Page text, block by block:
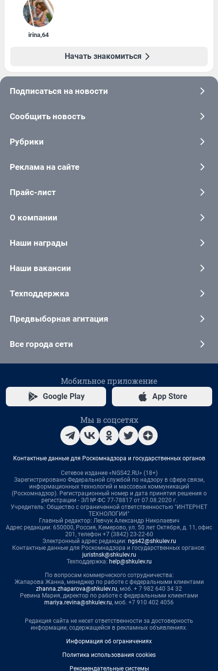
irina,64
Начать знакомиться
Подписаться на новости
Сообщить новость
Рубрики
Реклама на сайте
Прайс-лист
О компании
Наши награды
Наши вакансии
Техподдержка
Предвыборная агитация
Все города сети
Мобильное приложение
Google Play App Store
Мы в соцсетях
Контактные данные для Роскомнадзора и государственных органов
Сетевое издание «NGS42.RU» (18+)
Зарегистрировано Федеральной службой по надзору в сфере связи,
информационных технологий и массовых коммуникаций
(Роскомнадзор). Регистрационный номер и дата принятия решения о
регистрации - ЭЛ № ФС 77-78817 от 07.08.2020 г.
Учредитель: Общество с ограниченной ответственностью "ИНТЕРНЕТ
ТЕХНОЛОГИИ"
Главный редактор: Левчук Александр Николаевич
Адрес редакции: 650000, Россия, Кемерово, ул. 50 лет Октября, д. 11, офис
201, телефон +7 (3842) 23-22-60
Электронный адрес редакции: ngs42@shkulev.ru
Контактные данные для Роскомнадзора и государственных органов:
juristnsk@shkulev.ru
Техподдержка: help@shkulev.ru
По вопросам коммерческого сотрудничества:
Жапарова Жанна, менеджер по работе с федеральными клиентами
zhanna.zhaparova@shkulev.ru, моб. + 7 982 640 34 32
Ревина Мария, директор по работе с федеральными клиентами
mariya.revina@shkulev.ru, моб. +7 910 402 4056
Редакция сайта не несет ответственности за достоверность
информации, содержащейся в рекламных объявлениях.
Информация об ограничениях
Политика использования cookies
Рекомендательные системы